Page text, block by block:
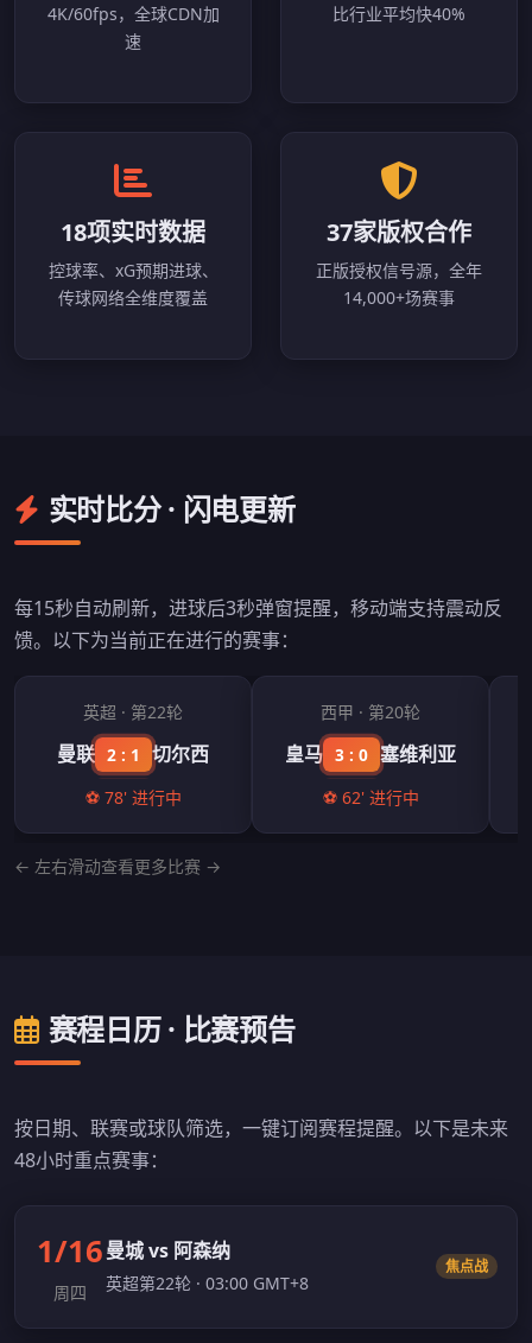
4K/60fps，全球CDN加
速
比行业平均快40%
18项实时数据
控球率、xG预期进球、
传球网络全维度覆盖
37家版权合作
正版授权信号源，全年
14,000+场赛事
实时比分 · 闪电更新
每15秒自动刷新，进球后3秒弹窗提醒，移动端支持震动反
馈。以下为当前正在进行的赛事：
英超 · 第22轮
曼联 2 : 1 切尔西
⚽ 78' 进行中
西甲 · 第20轮
皇马 3 : 0 塞维利亚
⚽ 62' 进行中
← 左右滑动查看更多比赛 →
赛程日历 · 比赛预告
按日期、联赛或球队筛选，一键订阅赛程提醒。以下是未来
48小时重点赛事：
1/16
周四
曼城 vs 阿森纳
英超第22轮 · 03:00 GMT+8
焦点战